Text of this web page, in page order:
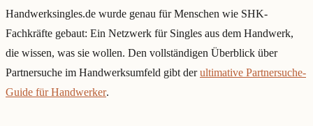
Handwerksingles.de wurde genau für Menschen wie SHK-
Fachkräfte gebaut: Ein Netzwerk für Singles aus dem Handwerk,
die wissen, was sie wollen. Den vollständigen Überblick über
Partnersuche im Handwerksumfeld gibt derultimative Partnersuche-
Guide für Handwerker.